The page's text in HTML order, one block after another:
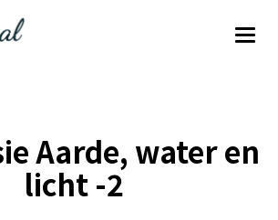
Aarde, water en
licht -2